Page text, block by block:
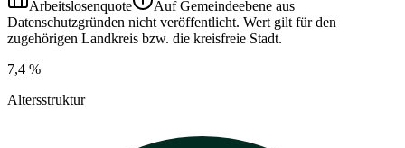
Arbeitslosenquote
Auf Gemeindeebene aus
Datenschutzgründen nicht veröffentlicht. Wert gilt für den
zugehörigen Landkreis bzw. die kreisfreie Stadt.
7,4 %
Altersstruktur